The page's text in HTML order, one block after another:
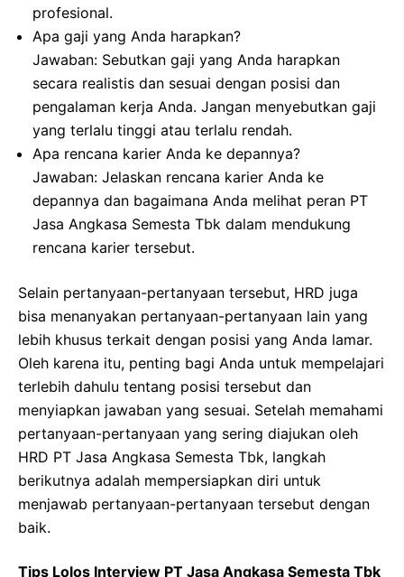
profesional.
Apa gaji yang Anda harapkan?
Jawaban: Sebutkan gaji yang Anda harapkan
secara realistis dan sesuai dengan posisi dan
pengalaman kerja Anda. Jangan menyebutkan gaji
yang terlalu tinggi atau terlalu rendah.
Apa rencana karier Anda ke depannya?
Jawaban: Jelaskan rencana karier Anda ke
depannya dan bagaimana Anda melihat peran PT
Jasa Angkasa Semesta Tbk dalam mendukung
rencana karier tersebut.
Selain pertanyaan-pertanyaan tersebut, HRD juga
bisa menanyakan pertanyaan-pertanyaan lain yang
lebih khusus terkait dengan posisi yang Anda lamar.
Oleh karena itu, penting bagi Anda untuk mempelajari
terlebih dahulu tentang posisi tersebut dan
menyiapkan jawaban yang sesuai. Setelah memahami
pertanyaan-pertanyaan yang sering diajukan oleh
HRD PT Jasa Angkasa Semesta Tbk, langkah
berikutnya adalah mempersiapkan diri untuk
menjawab pertanyaan-pertanyaan tersebut dengan
baik.
Tips Lolos Interview PT Jasa Angkasa Semesta Tbk